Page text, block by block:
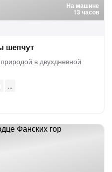
На машине
13 часов
шепчут
в двухдневной